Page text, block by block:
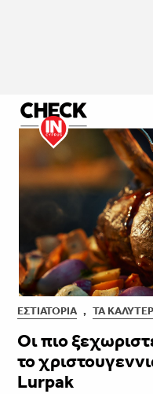
ΕΣΤΙΑΤΌΡΙΑ , ΤΑ
Οι πιο
το
Lurpak